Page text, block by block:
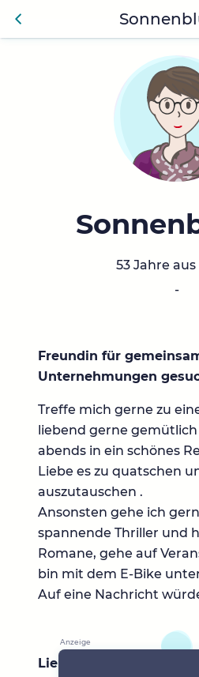
Zurü
53 Jahre
-
Freundin für
Unternehmungen
Treffe mich gerne zu
liebend gerne
abends in ein schönes
Liebe es zu quatschen
auszutauschen .
Ansonsten gehe ich
spannende Thriller und
Romane, gehe auf
bin mit dem E-Bike
Auf eine Nachricht
Lieblingsbücher